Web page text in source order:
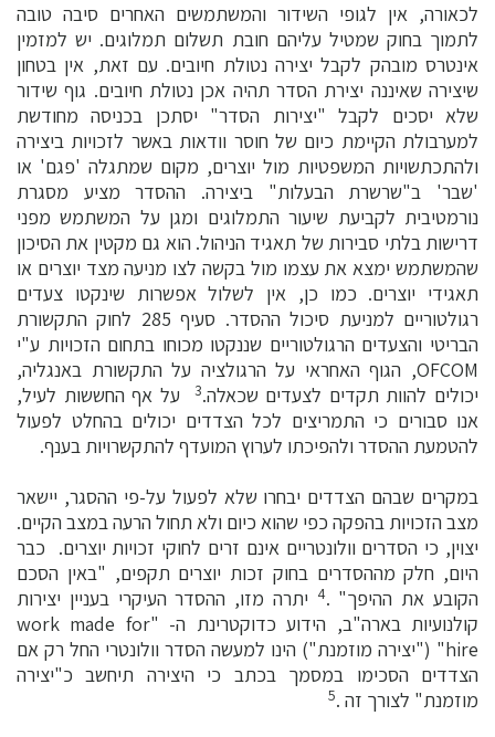
לכאורה, אין לגופי השידור והמשתמשים האחרים סיבה טובה
לתמוך בחוק שמטיל עליהם חובת תשלום תמלוגים. יש למזמין
אינטרס מובהק לקבל יצירה נטולת חיובים. עם זאת, אין בטחון
שיצירה שאיננה יצירת הסדר תהיה אכן נטולת חיובים. גוף שידור
שלא יסכים לקבל "יצירות הסדר" יסתכן בכניסה מחודשת
למערבולת הקיימת כיום של חוסר וודאות באשר לזכויות ביצירה
ולהתכתשויות המשפטיות מול יוצרים, מקום שמתגלה 'פגם' או
'שבר' ב"שרשרת הבעלות" ביצירה. ההסדר מציע מסגרת
נורמטיבית לקביעת שיעור התמלוגים ומגן על המשתמש מפני
דרישות בלתי סבירות של תאגיד הניהול. הוא גם מקטין את הסיכון
שהמשתמש ימצא את עצמו מול בקשה לצו מניעה מצד יוצרים או
תאגידי יוצרים. כמו כן, אין לשלול אפשרות שינקטו צעדים
רגולטוריים למניעת סיכול ההסדר. סעיף 285 לחוק התקשורת
הבריטי והצעדים הרגולטוריים שננקטו מכוחו בתחום הזכויות ע"י
OFCOM, הגוף האחראי על הרגולציה על התקשורת באנגליה,
יכולים להוות תקדים לצעדים שכאלה.3
על אף החששות לעיל,
אנו סבורים כי התמריצים לכל הצדדים יכולים בהחלט לפעול
להטמעת ההסדר ולהפיכתו לערוץ המועדף להתקשרויות בענף.
במקרים שבהם הצדדים יבחרו שלא לפעול על-פי ההסגר, יישאר
מצב הזכויות בהפקה כפי שהוא כיום ולא תחול הרעה במצב הקיים.
יצוין, כי הסדרים וולונטריים אינם זרים לחוקי זכויות יוצרים. כבר
היום, חלק מההסדרים בחוק זכות יוצרים תקפים, "באין הסכם
הקובע את ההיפך" .4 יתרה מזו, ההסדר העיקרי בעניין יצירות
קולנועיות בארה"ב, הידוע כדוקטרינת ה- "work made for
hire" ("יצירה מוזמנת") הינו למעשה הסדר וולונטרי החל רק אם
הצדדים הסכימו במסמך בכתב כי היצירה תיחשב כ"יצירה
מוזמנת" לצורך זה .5